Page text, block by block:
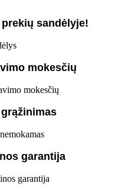
prekių sandėlyje!
mokesčių
garantija